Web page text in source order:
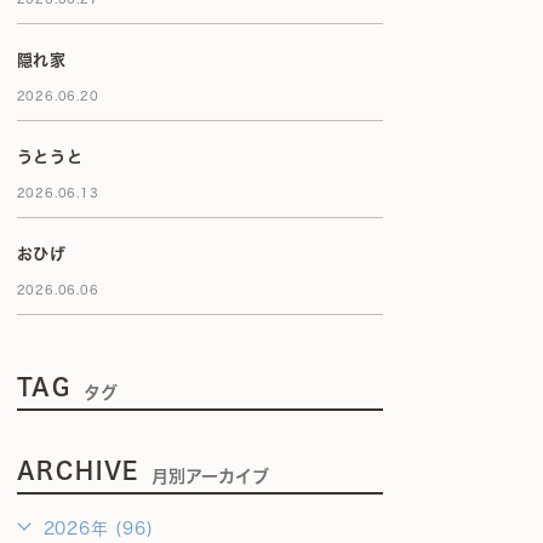
隠れ家
2026.06.20
うとうと
2026.06.13
おひげ
2026.06.06
TAG タグ
ARCHIVE 月別アーカイブ
2026年 (96)